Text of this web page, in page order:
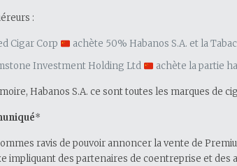
:
Cigar Corp
achète 50% Habanos S.A. et la
Investment Holding Ltd
achète la partie
Habanos S.A. ce sont toutes les marques de
*
ravis de pouvoir annoncer la vente de
impliquant des partenaires de coentreprise et des